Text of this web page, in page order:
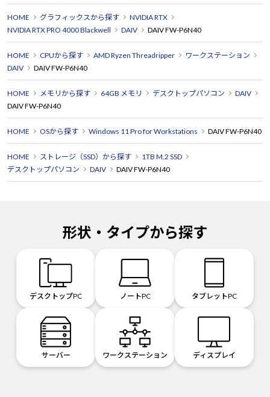
HOME グラフィックスから探す
NVIDIA RTX
NVIDIA RTX PRO 4000 Blackwell
DAIV DAIV FW-P6N40
HOME CPUから探す AMD Ryzen Threadripper
ワークステーション
DAIV
DAIV FW-P6N40
HOME メモリから探す 64GB メモリ デスクトップパソコン
DAIV
DAIV FW-P6N40
HOME OSから探す Windows 11 Pro for Workstations DAIV FW-P6N40
HOME ストレージ（SSD）から探す
1TB M.2 SSD
デスクトップパソコン
DAIV DAIV FW-P6N40
形状・タイプから探す
デスクトップPC ノートPC タブレットPC
サーバー ワークステーション ディスプレイ